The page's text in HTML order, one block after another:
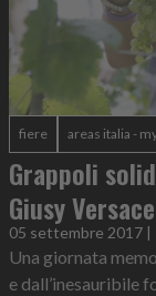
fiere areas italia -
Grappoli
Giusy Versace
05 settembre 2017 |
Una giornata
e dall’inesauribile